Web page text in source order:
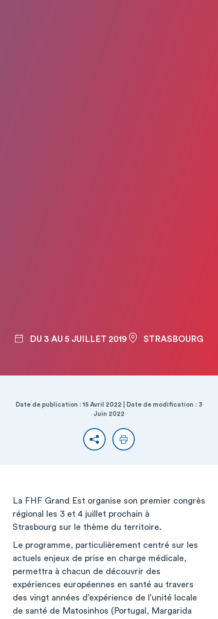
DU 3 AU 5 JUILLET 2019 STRASBOURG
Date de publication : 15 Avril 2022 | Date de modification : 3
Juin 2022
PartagerImprimer
La FHF Grand Est organise son premier congrès
régional les 3 et 4 juillet prochain à
Strasbourg sur le thème du territoire.
Le programme, particulièrement centré sur les
actuels enjeux de prise en charge médicale,
permettra à chacun de découvrir des
expériences européennes en santé au travers
des vingt années d’expérience de l’unité locale
de santé de Matosinhos (Portugal, Margarida